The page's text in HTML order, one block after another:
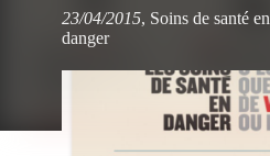
23/04/2015, Soins de santé en
danger